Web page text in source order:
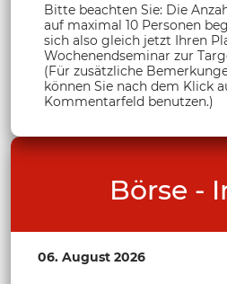
Bitte beachten Sie: Die
auf maximal 10 Personen
sich also gleich jetzt Ihren
Wochenendseminar zur
(Für zusätzliche
können Sie nach dem Klick
Kommentarfeld benutzen.)
Börse -
06. August 2026